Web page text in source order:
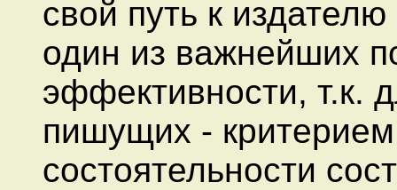
свой путь к
один из важнейших
эффективности, т.к.
пишущих - критерием
состоятельности